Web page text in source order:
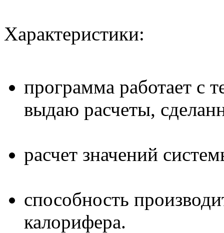
Характеристики:
программа работает с
выдаю расчеты,
расчет значений
способность
калорифера.